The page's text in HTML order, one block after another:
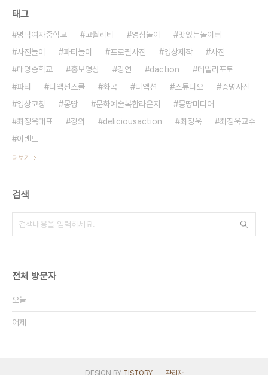
태그
명덕여자중학교 고퀄리티 영상놀이
맛있는놀이터
사진놀이
파티놀이 프로필사진 영상제작
사진
대명중학교
홍보영상 강연 daction
데일리포토
파티
디액션스쿨 화곡 디액션 스튜디오
증명사진
영상코칭
몽땅 문화예술복합라운지
몽땅미디어
최정욱대표
강의 deliciousaction 최정욱
최정욱교수
이벤트
더보기
검색
전체 방문자
오늘
어제
DESIGN BY TISTORY 관리자